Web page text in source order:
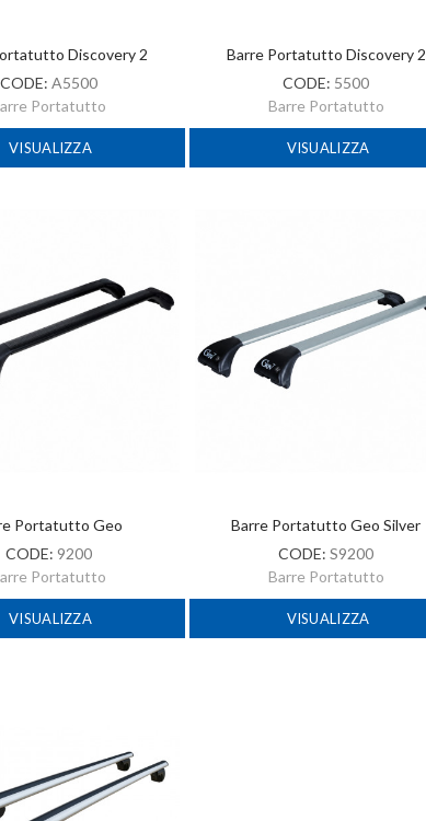
Discovery 2
CODE: A5500
Portatutto
VISUALIZZA
Barre Portatutto Discovery 2
CODE: 5500
Barre Portatutto
VISUALIZZA
Portatutto Geo
CODE: 9200
Portatutto
VISUALIZZA
Barre Portatutto Geo Silver
CODE:S9200
Barre Portatutto
VISUALIZZA